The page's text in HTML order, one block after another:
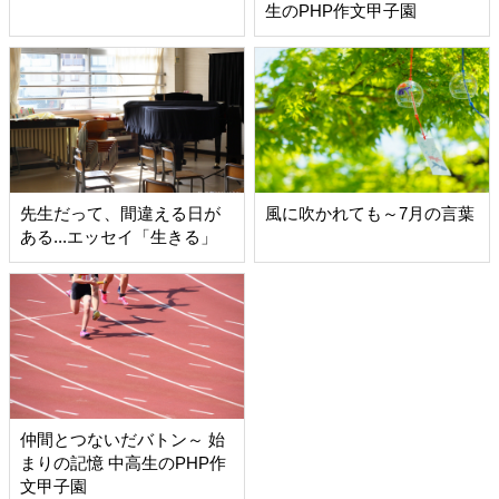
生のPHP作文甲子園
先生だって、間違える日が
ある...エッセイ「生きる」
風に吹かれても～7月の言葉
仲間とつないだバトン～ 始
まりの記憶 中高生のPHP作
文甲子園